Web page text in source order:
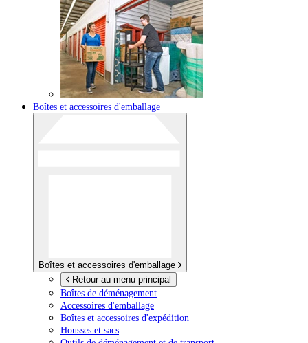
Boîtes et accessoires d'emballage
Boîtes et accessoires d'emballage
Retour au menu principal
Boîtes de déménagement
Accessoires d'emballage
Boîtes et accessoires d'expédition
Housses et sacs